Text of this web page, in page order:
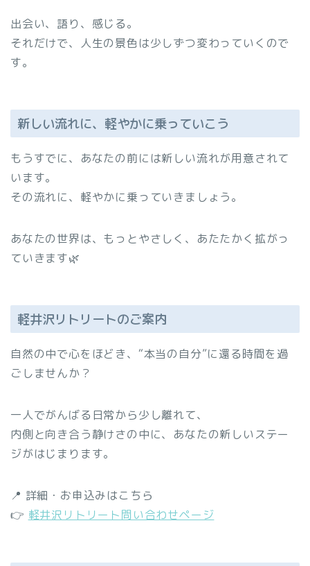
出会い、語り、感じる。
それだけで、人生の景色は少しずつ変わっていくので
す。
新しい流れに、軽やかに乗っていこう
もうすでに、あなたの前には新しい流れが用意されて
います。
その流れに、軽やかに乗っていきましょう。
あなたの世界は、もっとやさしく、あたたかく拡がっ
ていきます🌿
軽井沢リトリートのご案内
自然の中で心をほどき、“本当の自分”に還る時間を過
ごしませんか？
一人でがんばる日常から少し離れて、
内側と向き合う静けさの中に、あなたの新しいステー
ジがはじまります。
📍 詳細・お申込みはこちら
👉 軽井沢リトリート問い合わせページ